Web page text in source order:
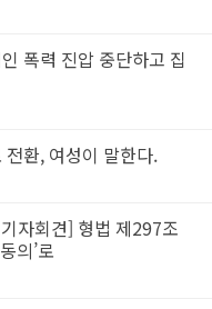
폭력 진압 중단하고 집
환, 여성이 말한다.
자회견] 형법 제297조
의’로